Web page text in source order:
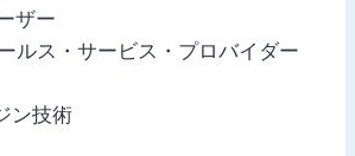
ザー
ルス・サービス・プロバイダー
ン技術